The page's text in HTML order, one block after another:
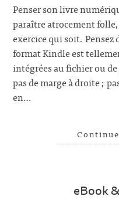
Penser son livre
paraître atrocement
exercice qui soit. Pensez
format Kindle est
intégrées au fichier ou
pas de marge à droite ;
en…
eBook